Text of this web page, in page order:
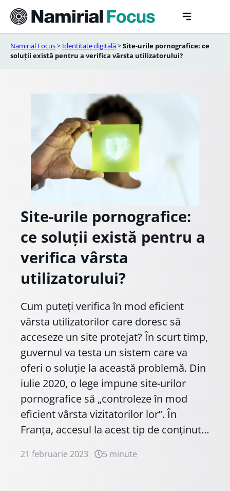
conținut
Namirial Focus> Identitate digitală>Site-urile pornografice: ce
soluții există pentru a verifica vârsta utilizatorului?
Site-urile pornografice:
ce soluții există pentru a
verifica vârsta
utilizatorului?
Cum puteți verifica în mod eficient
vârsta utilizatorilor care doresc să
acceseze un site protejat? În scurt timp,
guvernul va testa un sistem care va
oferi o soluție la această problemă. Din
iulie 2020, o lege impune site-urilor
pornografice să „controleze în mod
eficient vârsta vizitatorilor lor”. În
Franța, accesul la acest tip de conținut…
21 februarie 2023 5 minute